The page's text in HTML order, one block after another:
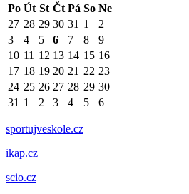
Po Út St Čt Pá So Ne
27 28 29 30 31 1
2
3
4 5 6 7 8
9
10 11 12 13 14 15 16
17 18 19 20 21 22 23
24 25 26 27 28 29 30
31 1 2 3 4 5 6
sportujveskole.cz
ikap.cz
scio.cz